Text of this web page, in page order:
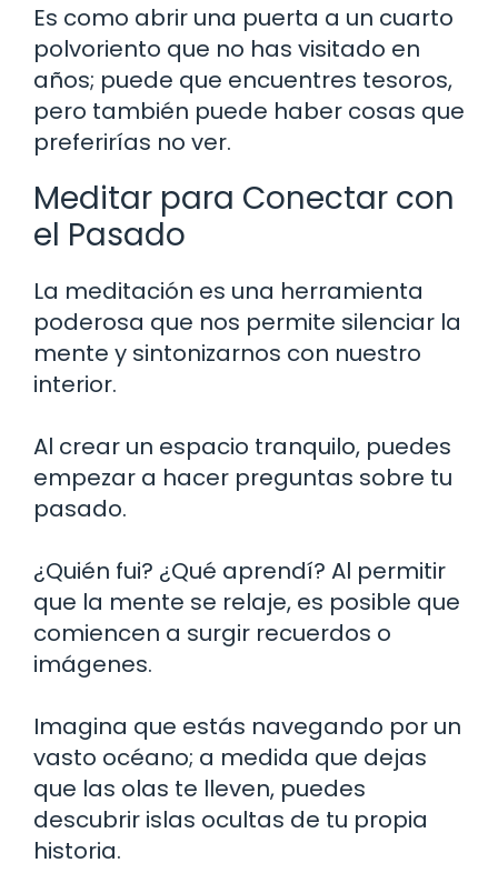
Es como abrir una puerta a un cuarto
polvoriento que no has visitado en
años; puede que encuentres tesoros,
pero también puede haber cosas que
preferirías no ver.
Meditar para Conectar con
el Pasado
La meditación es una herramienta
poderosa que nos permite silenciar la
mente y sintonizarnos con nuestro
interior.
Al crear un espacio tranquilo, puedes
empezar a hacer preguntas sobre tu
pasado.
¿Quién fui? ¿Qué aprendí? Al permitir
que la mente se relaje, es posible que
comiencen a surgir recuerdos o
imágenes.
Imagina que estás navegando por un
vasto océano; a medida que dejas
que las olas te lleven, puedes
descubrir islas ocultas de tu propia
historia.